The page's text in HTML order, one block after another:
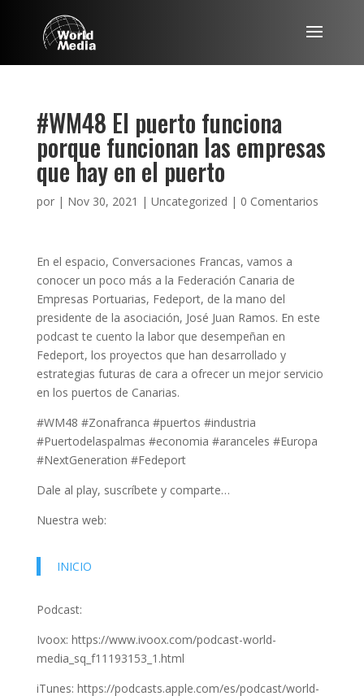
#WM48 El puerto funciona
porque funcionan las empresas
que hay en el puerto
por | Nov 30, 2021 | Uncategorized | 0 Comentarios
En el espacio, Conversaciones Francas, vamos a
conocer un poco más a la Federación Canaria de
Empresas Portuarias, Fedeport, de la mano del
presidente de la asociación, José Juan Ramos. En este
podcast te cuento la labor que desempeñan en
Fedeport, los proyectos que han desarrollado y
estrategias futuras de cara a ofrecer un mejor servicio
en los puertos de Canarias.
#WM48 #Zonafranca #puertos #industria
#Puertodelaspalmas #economia #aranceles #Europa
#NextGeneration #Fedeport
Dale al play, suscríbete y comparte…
Nuestra web:
INICIO
Podcast:
Ivoox: https://www.ivoox.com/podcast-world-
media_sq_f11193153_1.html
iTunes: https://podcasts.apple.com/es/podcast/world-